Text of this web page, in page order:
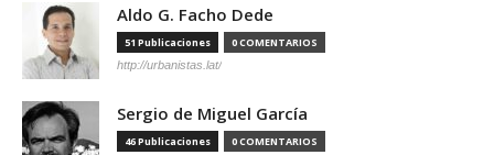
Aldo G. Facho Dede
51 Publicaciones 0 COMENTARIOS
http://urbanistas.lat/
Sergio de Miguel García
46 Publicaciones 0 COMENTARIOS